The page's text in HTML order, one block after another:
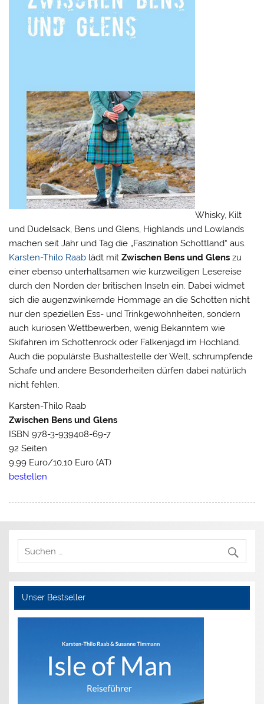
Whisky, Kilt
und Dudelsack, Bens und Glens, Highlands und Lowlands
machen seit Jahr und Tag die „Faszination Schottland“ aus.
Karsten-Thilo Raab lädt mitZwischen Bens und Glens zu
einer ebenso unterhaltsamen wie kurzweiligen Lesereise
durch den Norden der britischen Inseln ein. Dabei widmet
sich die augenzwinkernde Hommage an die Schotten nicht
nur den speziellen Ess- und Trinkgewohnheiten, sondern
auch kuriosen Wettbewerben, wenig Bekanntem wie
Skifahren im Schottenrock oder Falkenjagd im Hochland.
Auch die populärste Bushaltestelle der Welt, schrumpfende
Schafe und andere Besonderheiten dürfen dabei natürlich
nicht fehlen.
Karsten-Thilo Raab
Zwischen Bens und Glens
ISBN 978-3-939408-69-7
92 Seiten
9,99 Euro/10,10 Euro (AT)
bestellen
Unser Bestseller